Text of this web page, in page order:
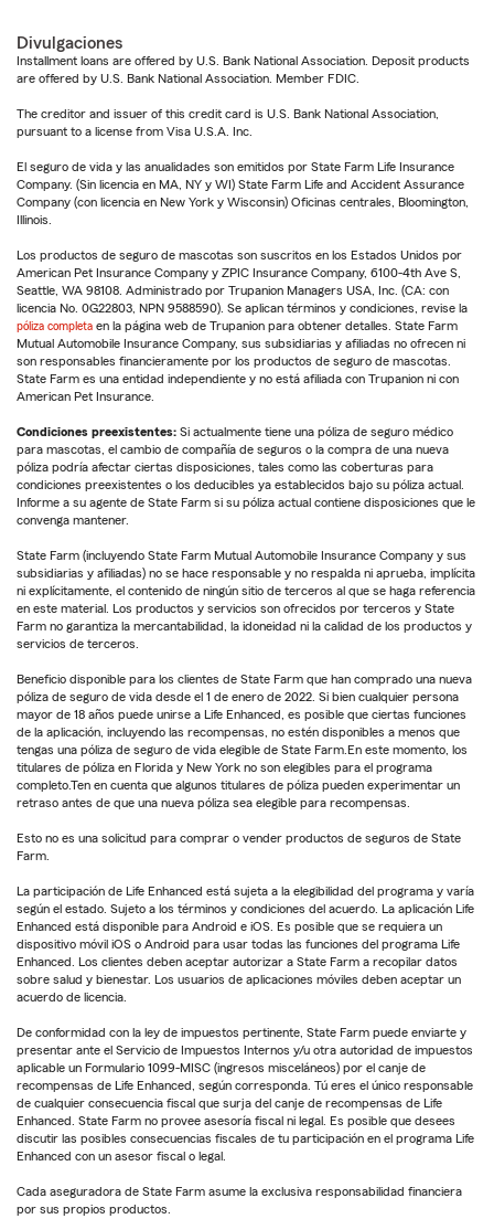
Divulgaciones
Installment loans are offered by U.S. Bank National Association. Deposit products
are offered by U.S. Bank National Association. Member FDIC.
The creditor and issuer of this credit card is U.S. Bank National Association,
pursuant to a license from Visa U.S.A. Inc.
El seguro de vida y las anualidades son emitidos por State Farm Life Insurance
Company. (Sin licencia en MA, NY y WI) State Farm Life and Accident Assurance
Company (con licencia en New York y Wisconsin) Oficinas centrales, Bloomington,
Illinois.
Los productos de seguro de mascotas son suscritos en los Estados Unidos por
American Pet Insurance Company y ZPIC Insurance Company, 6100-4th Ave S,
Seattle, WA 98108. Administrado por Trupanion Managers USA, Inc. (CA: con
licencia No. 0G22803, NPN 9588590). Se aplican términos y condiciones, revise la
póliza completa en la página web de Trupanion para obtener detalles. State Farm
Mutual Automobile Insurance Company, sus subsidiarias y afiliadas no ofrecen ni
son responsables financieramente por los productos de seguro de mascotas.
State Farm es una entidad independiente y no está afiliada con Trupanion ni con
American Pet Insurance.
Condiciones preexistentes: Si actualmente tiene una póliza de seguro médico
para mascotas, el cambio de compañía de seguros o la compra de una nueva
póliza podría afectar ciertas disposiciones, tales como las coberturas para
condiciones preexistentes o los deducibles ya establecidos bajo su póliza actual.
Informe a su agente de State Farm si su póliza actual contiene disposiciones que le
convenga mantener.
State Farm (incluyendo State Farm Mutual Automobile Insurance Company y sus
subsidiarias y afiliadas) no se hace responsable y no respalda ni aprueba, implícita
ni explícitamente, el contenido de ningún sitio de terceros al que se haga referencia
en este material. Los productos y servicios son ofrecidos por terceros y State
Farm no garantiza la mercantabilidad, la idoneidad ni la calidad de los productos y
servicios de terceros.
Beneficio disponible para los clientes de State Farm que han comprado una nueva
póliza de seguro de vida desde el 1 de enero de 2022. Si bien cualquier persona
mayor de 18 años puede unirse a Life Enhanced, es posible que ciertas funciones
de la aplicación, incluyendo las recompensas, no estén disponibles a menos que
tengas una póliza de seguro de vida elegible de State Farm.En este momento, los
titulares de póliza en Florida y New York no son elegibles para el programa
completo.Ten en cuenta que algunos titulares de póliza pueden experimentar un
retraso antes de que una nueva póliza sea elegible para recompensas.
Esto no es una solicitud para comprar o vender productos de seguros de State
Farm.
La participación de Life Enhanced está sujeta a la elegibilidad del programa y varía
según el estado. Sujeto a los términos y condiciones del acuerdo. La aplicación Life
Enhanced está disponible para Android e iOS. Es posible que se requiera un
dispositivo móvil iOS o Android para usar todas las funciones del programa Life
Enhanced. Los clientes deben aceptar autorizar a State Farm a recopilar datos
sobre salud y bienestar. Los usuarios de aplicaciones móviles deben aceptar un
acuerdo de licencia.
De conformidad con la ley de impuestos pertinente, State Farm puede enviarte y
presentar ante el Servicio de Impuestos Internos y/u otra autoridad de impuestos
aplicable un Formulario 1099-MISC (ingresos misceláneos) por el canje de
recompensas de Life Enhanced, según corresponda. Tú eres el único responsable
de cualquier consecuencia fiscal que surja del canje de recompensas de Life
Enhanced. State Farm no provee asesoría fiscal ni legal. Es posible que desees
discutir las posibles consecuencias fiscales de tu participación en el programa Life
Enhanced con un asesor fiscal o legal.
Cada aseguradora de State Farm asume la exclusiva responsabilidad financiera
por sus propios productos.